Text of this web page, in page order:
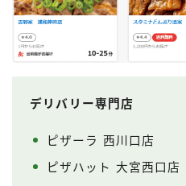
デリバリー専門店
ピザーラ 西川口店
ピザハット 大宮西口店